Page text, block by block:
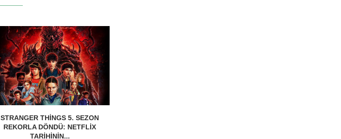
STRANGER THINGS 5. SEZON
REKORLA DÖNDÜ: NETFLIX
TARIHININ...